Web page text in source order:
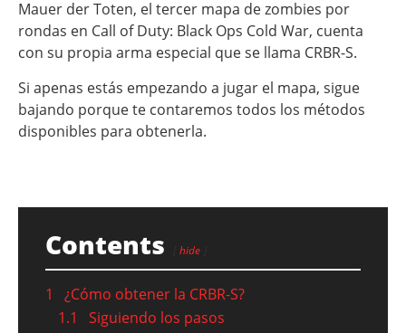
Mauer der Toten, el tercer mapa de zombies por
rondas en Call of Duty: Black Ops Cold War, cuenta
con su propia arma especial que se llama CRBR-S.
Si apenas estás empezando a jugar el mapa, sigue
bajando porque te contaremos todos los métodos
disponibles para obtenerla.
Contents hide
1
¿Cómo obtener la CRBR-S?
1.1
Siguiendo los pasos